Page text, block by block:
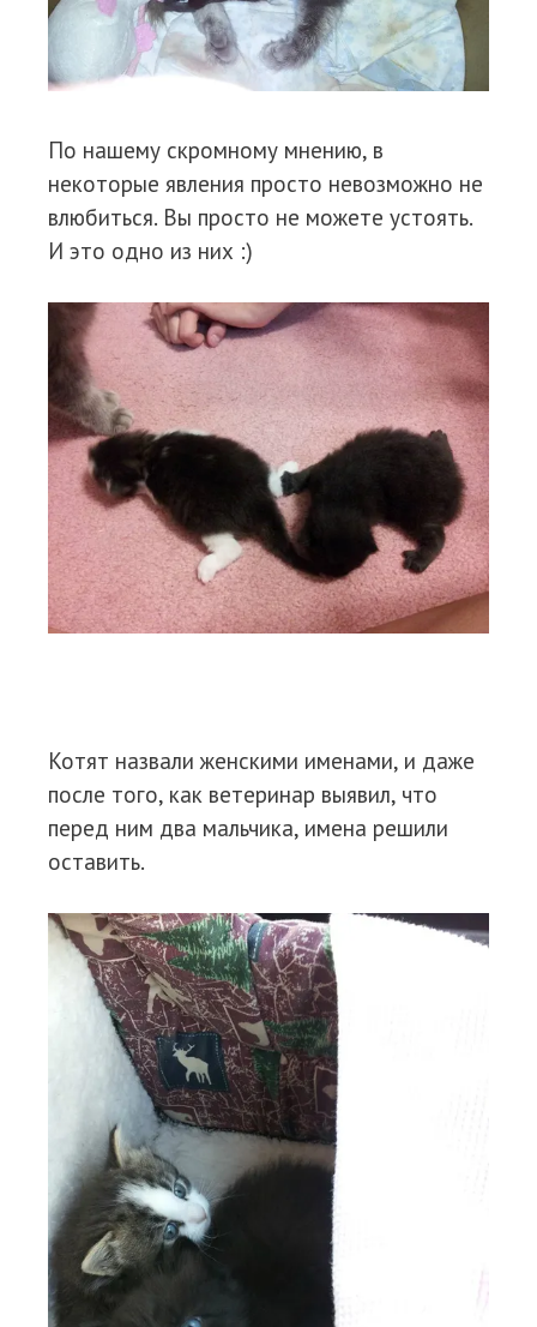
По нашему скромному мнению, в
некоторые явления просто невозможно не
влюбиться. Вы просто не можете устоять.
И это одно из них :)
Котят назвали женскими именами, и даже
после того, как ветеринар выявил, что
перед ним два мальчика, имена решили
оставить.